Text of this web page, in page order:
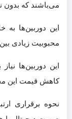
می‌باشند که بدون
این دوربین‌ها به
محبوبیت زیادی
کاهش قیمت این
نحوه برقراری